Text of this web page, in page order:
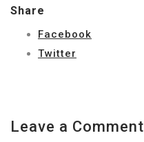
Share
Facebook
Twitter
Leave a Comment